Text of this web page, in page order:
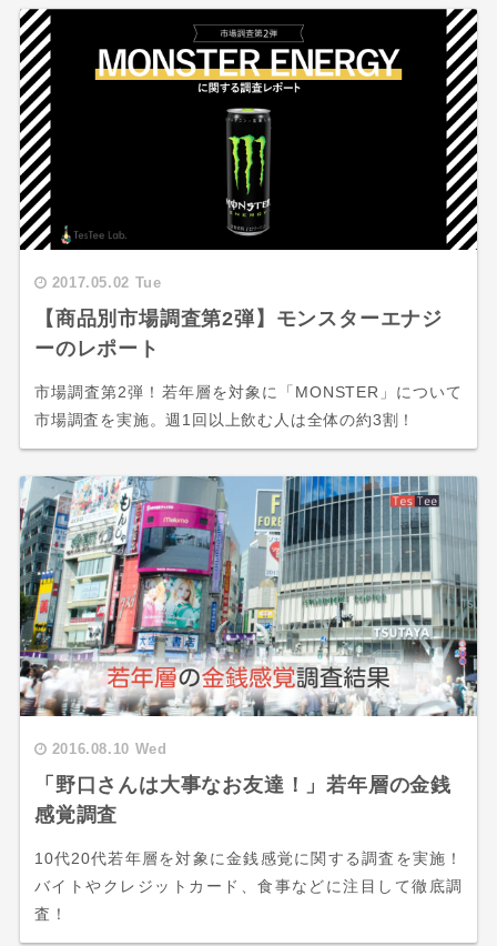
2017.05.02 Tue
【商品別市場調査第2弾】モンスターエナジ
ーのレポート
市場調査第2弾！若年層を対象に「MONSTER」について
市場調査を実施。週1回以上飲む人は全体の約3割！
2016.08.10 Wed
「野口さんは大事なお友達！」若年層の金銭
感覚調査
10代20代若年層を対象に金銭感覚に関する調査を実施！
バイトやクレジットカード、食事などに注目して徹底調
査！